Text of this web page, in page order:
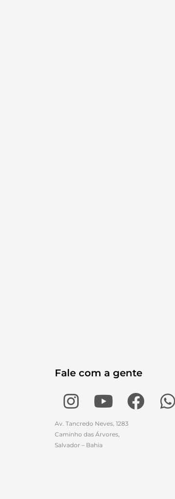
Fale com a gente
Av. Tancredo Neves, 1283
Caminho das Árvores,
Salvador – Bahia